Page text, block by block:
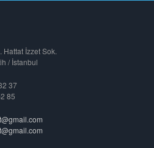
Hattat İzzet Sok.
/ İstanbul
37
85